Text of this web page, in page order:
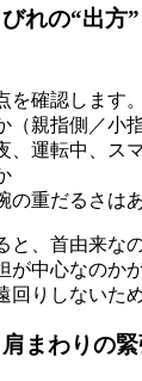
れの“出方
を確認します。
（親指側／小
、運転中、ス
の重だるさは
と、首由来な
が中心なのか
回りしないた
まわりの